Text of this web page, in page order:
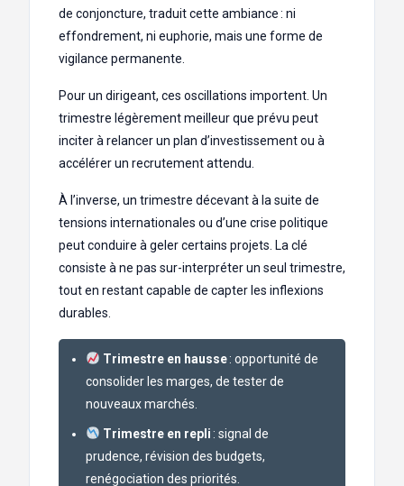
de conjoncture, traduit cette ambiance : ni
effondrement, ni euphorie, mais une forme de
vigilance permanente.
Pour un dirigeant, ces oscillations importent. Un
trimestre légèrement meilleur que prévu peut
inciter à relancer un plan d’investissement ou à
accélérer un recrutement attendu.
À l’inverse, un trimestre décevant à la suite de
tensions internationales ou d’une crise politique
peut conduire à geler certains projets. La clé
consiste à ne pas sur-interpréter un seul trimestre,
tout en restant capable de capter les inflexions
durables.
Trimestre en hausse: opportunité de
consolider les marges, de tester de
nouveaux marchés.
Trimestre en repli : signal de
prudence, révision des budgets,
renégociation des priorités.